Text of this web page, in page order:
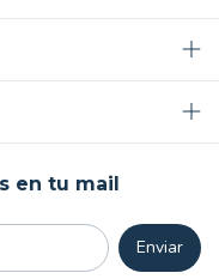
en tu mail